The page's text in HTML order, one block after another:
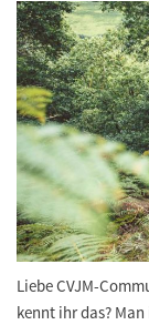
Liebe CVJM-
kennt ihr das?